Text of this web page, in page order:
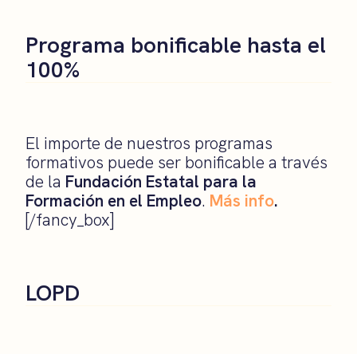
Programa bonificable hasta el
100%
El importe de nuestros programas
formativos puede ser bonificable a través
de la Fundación Estatal para la
Formación en el Empleo. Más info.
[/fancy_box]
LOPD